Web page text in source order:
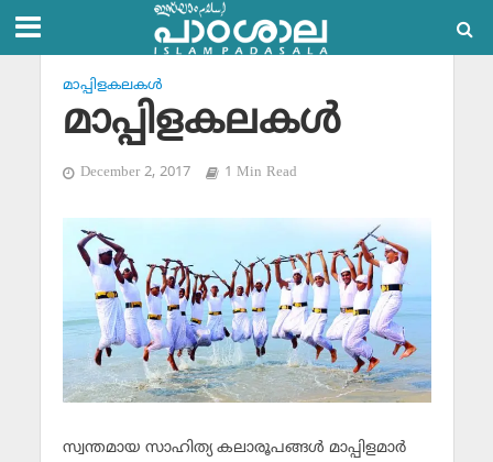
മാപ്പിളകലകള്‍
മാപ്പിളകലകള്‍
December 2, 2017 1 Min Read
സ്വന്തമായ സാഹിത്യ കലാരൂപങ്ങള്‍ മാപ്പിളമാര്‍